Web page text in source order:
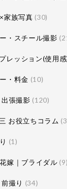
家族写真 (30)
・スチール撮影
レッション(使用感
・料金 (10)
張撮影 (120)
お役立ちコラム
(1)
嫁｜ブライダル (9)
撮り (34)